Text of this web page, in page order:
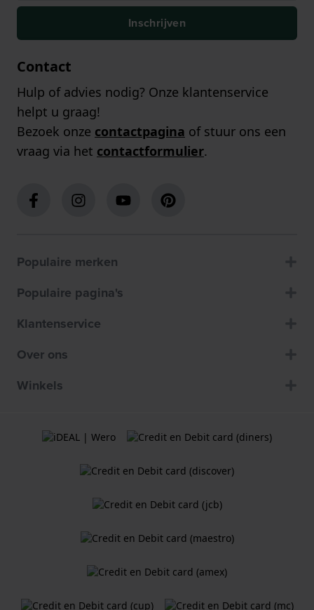
Inschrijven
Contact
Hulp of advies nodig? Onze klantenservice
helpt u graag!
Bezoek onze contactpagina of stuur ons een
vraag via het contactformulier.
Populaire merken
Populaire pagina's
Klantenservice
Over ons
Winkels